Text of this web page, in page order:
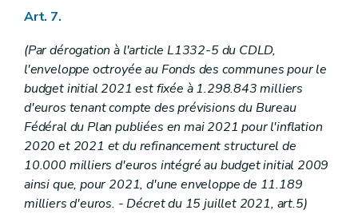
Art. 7.
(Par dérogation à l'article L1332-5 du CDLD,
l'enveloppe octroyée au Fonds des communes pour le
budget initial 2021 est fixée à 1.298.843 milliers
d'euros tenant compte des prévisions du Bureau
Fédéral du Plan publiées en mai 2021 pour l'inflation
2020 et 2021 et du refinancement structurel de
10.000 milliers d'euros intégré au budget initial 2009
ainsi que, pour 2021, d'une enveloppe de 11.189
milliers d'euros. - Décret du 15 juillet 2021, art.5)